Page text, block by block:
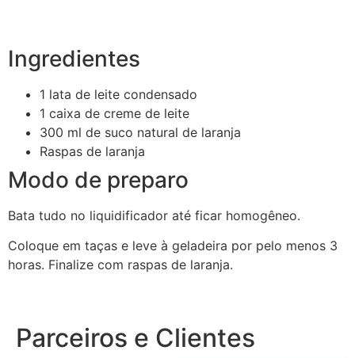
Ingredientes
1 lata de leite condensado
1 caixa de creme de leite
300 ml de suco natural de laranja
Raspas de laranja
Modo de preparo
Bata tudo no liquidificador até ficar homogêneo.
Coloque em taças e leve à geladeira por pelo menos 3
horas. Finalize com raspas de laranja.
Parceiros e Clientes